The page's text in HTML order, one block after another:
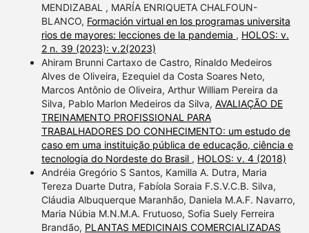
MENDIZABAL , MARÍA ENRIQUETA CHALFOUN-
BLANCO, Formación virtual en los programas universita
rios de mayores: lecciones de la pandemia , HOLOS: v.
2 n. 39 (2023): v.2(2023)
Ahiram Brunni Cartaxo de Castro, Rinaldo Medeiros
Alves de Oliveira, Ezequiel da Costa Soares Neto,
Marcos Antônio de Oliveira, Arthur William Pereira da
Silva, Pablo Marlon Medeiros da Silva, AVALIAÇÃO DE
TREINAMENTO PROFISSIONAL PARA
TRABALHADORES DO CONHECIMENTO: um estudo de
caso em uma instituição pública de educação, ciência e
tecnologia do Nordeste do Brasil , HOLOS: v. 4 (2018)
Andréia Gregório S Santos, Kamilla A. Dutra, Maria
Tereza Duarte Dutra, Fabíola Soraia F.S.V.C.B. Silva,
Cláudia Albuquerque Maranhão, Daniela M.A.F. Navarro,
Maria Núbia M.N.M.A. Frutuoso, Sofia Suely Ferreira
Brandão, PLANTAS MEDICINAIS COMERCIALIZADAS